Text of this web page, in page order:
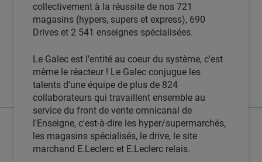
collectivement à la réussite de nos 721
magasins (hypers, supers et express), 690
Drives et 2 541 enseignes spécialisées.
Le Galec est l'entité au coeur du système, c'est
même le réacteur ! Le Galec conjugue les
talents d'une équipe de plus de 824
collaborateurs qui travaillent ensemble au
service du front de vente omnicanal de
l'Enseigne, c'est-à-dire les hyper/supermarchés,
les magasins spécialisés, le drive, le site
marchand E.Leclerc et E.Leclerc relais.